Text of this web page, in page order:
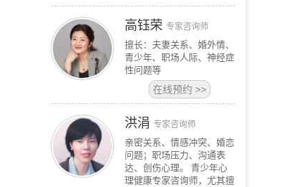
高钰荣 专家咨询师
擅长：夫妻关系、婚外情、
青少年、职场人际、神经症
性问题等
在线预约>>
洪涓 专家咨询师
亲密关系、情感冲突、婚恋
问题；职场压力、沟通表
达、创伤心理。 青少年心
理健康专家咨询师，尤其擅